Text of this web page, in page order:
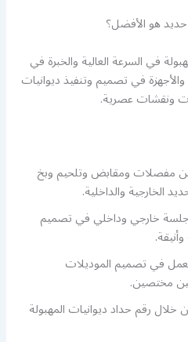
هو الأفضل؟
في السرعة العالية والخبرة في
في تصميم وتنفيذ ديوانيات
ونقشات عصرية.
من مفصلات ومقابض وتلحيم وبخ
الخارجية والداخلية.
جلسة خارجي وداخلي في تصميم
في تصميم الموديلات
مختصين.
خلال رقم حداد ديوانيات المهبولة